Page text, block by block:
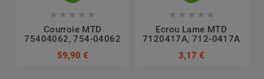
    
Courroie MTD
75404062, 754-04062
59,90 €
    
Ecrou Lame MTD
7120417A, 712-0417A
3,17 €